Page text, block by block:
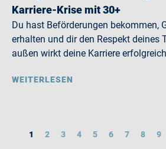
Karriere-Krise mit 30+
Du hast Beförderungen bekommen,
erhalten und dir den Respekt deines
außen wirkt deine Karriere
WEITERLESEN
1 2 3 4 5 6 7 8 9